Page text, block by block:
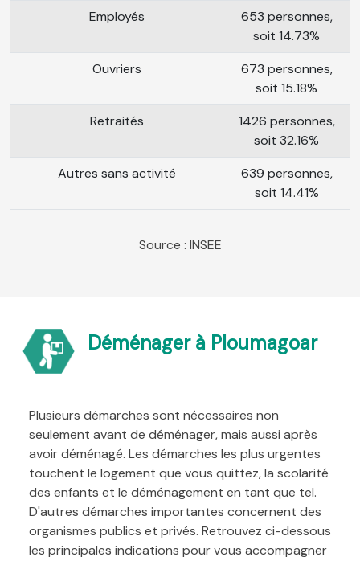
Employés
653 personnes,
soit 14.73%
Ouvriers
673 personnes,
soit 15.18%
Retraités
1426 personnes,
soit 32.16%
Autres sans activité
639 personnes,
soit 14.41%
Source : INSEE
Déménager à Ploumagoar
Plusieurs démarches sont nécessaires non
seulement avant de déménager, mais aussi après
avoir déménagé. Les démarches les plus urgentes
touchent le logement que vous quittez, la scolarité
des enfants et le déménagement en tant que tel.
D'autres démarches importantes concernent des
organismes publics et privés. Retrouvez ci-dessous
les principales indications pour vous accompagner